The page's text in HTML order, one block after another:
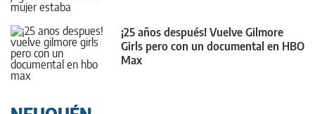
¡25 años después! Vuelve Gilmore
Girls pero con un documental en HBO
Max